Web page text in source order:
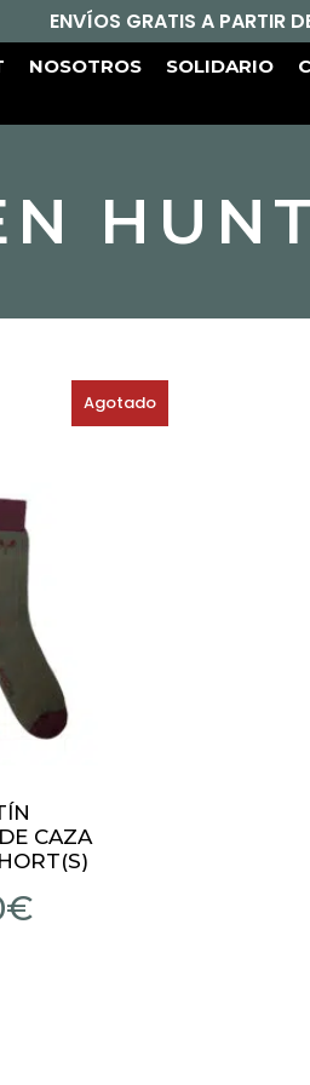
ENVÍOS GRATIS A PARTIR
NOSOTROS SOLIDARIO
Agotado
CAZA
€